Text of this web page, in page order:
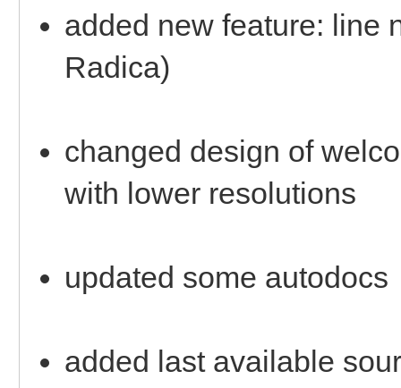
added new feature: line
Radica)
changed design of
with lower resolutions
updated some autodocs
added last available